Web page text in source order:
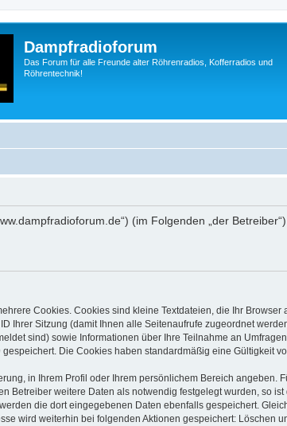
Dampfradioforum
Das Forum für alle Freunde alter Röhrenradios, Kofferradios und
Röhrentechnik!
(im Folgenden „der
Cookies. Cookies sind kleine Textdateien, die Ihr
Ihrer Sitzung (damit Ihnen alle Seitenaufrufe zugeordnet
sind) sowie Informationen über Ihre Teilnahme an
Die Cookies haben standardmäßig eine Gültigkeit
in Ihrem Profil oder Ihrem persönlichem Bereich angeben.
Betreiber weitere Daten als notwendig festgelegt wurden, so
die dort eingegebenen Daten ebenfalls gespeichert.
wird weiterhin bei folgenden Aktionen gespeichert: Löschen